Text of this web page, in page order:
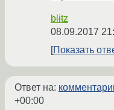
blitz
08.09.2017
Показать
Ответ на:
+00:00